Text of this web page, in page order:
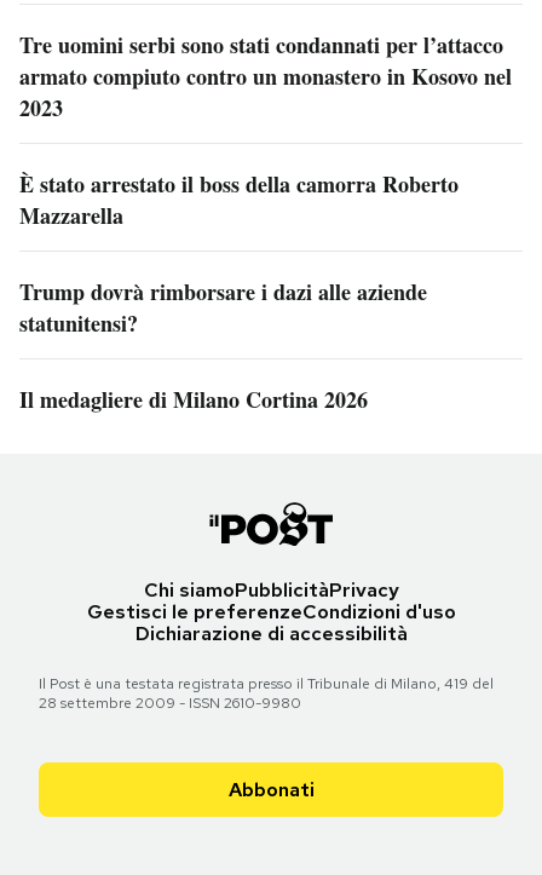
Tre uomini serbi sono stati condannati per l’attacco
armato compiuto contro un monastero in Kosovo nel
2023
È stato arrestato il boss della camorra Roberto
Mazzarella
Trump dovrà rimborsare i dazi alle aziende
statunitensi?
Il medagliere di Milano Cortina 2026
Chi siamoPubblicitàPrivacy
Gestisci le preferenzeCondizioni d'uso
Dichiarazione di accessibilità
Il Post è una testata registrata presso il Tribunale di Milano, 419 del
28 settembre 2009 - ISSN 2610-9980
Abbonati